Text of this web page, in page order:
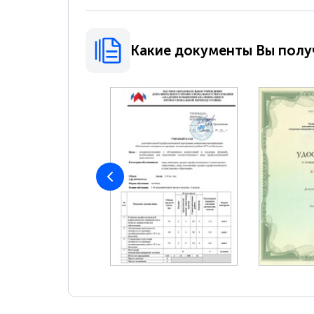
Какие документы Вы